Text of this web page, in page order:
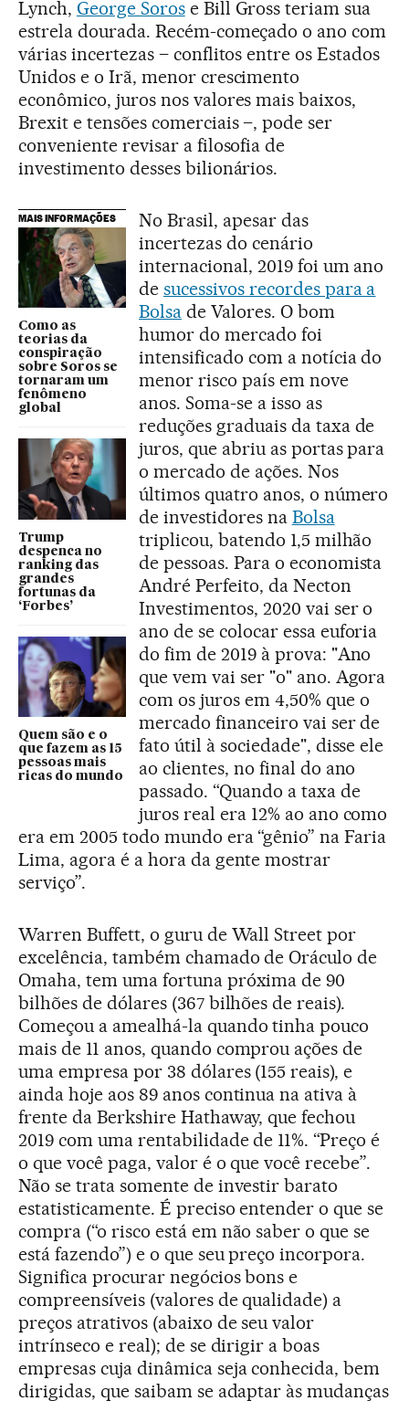
Lynch, George Sorose Bill Gross teriam sua
estrela dourada. Recém-começado o ano com
várias incertezas – conflitos entre os Estados
Unidos e o Irã, menor crescimento
econômico, juros nos valores mais baixos,
Brexit e tensões comerciais –, pode ser
conveniente revisar a filosofia de
investimento desses bilionários.
MAIS INFORMAÇÕES
Como as
teorias da
conspiração
sobre Soros se
tornaram um
fenômeno
global
Trump
despenca no
ranking das
grandes
fortunas da
‘Forbes’
Quem são e o
que fazem as 15
pessoas mais
ricas do mundo
No Brasil, apesar das
incertezas do cenário
internacional, 2019 foi um ano
de sucessivos recordes para a
Bolsade Valores. O bom
humor do mercado foi
intensificado com a notícia do
menor risco país em nove
anos. Soma-se a isso as
reduções graduais da taxa de
juros, que abriu as portas para
o mercado de ações. Nos
últimos quatro anos, o número
de investidores na Bolsa
triplicou, batendo 1,5 milhão
de pessoas. Para o economista
André Perfeito, da Necton
Investimentos, 2020 vai ser o
ano de se colocar essa euforia
do fim de 2019 à prova: "Ano
que vem vai ser "o" ano. Agora
com os juros em 4,50% que o
mercado financeiro vai ser de
fato útil à sociedade", disse ele
ao clientes, no final do ano
passado. “Quando a taxa de
juros real era 12% ao ano como
era em 2005 todo mundo era “gênio” na Faria
Lima, agora é a hora da gente mostrar
serviço”.
Warren Buffett, o guru de Wall Street por
excelência, também chamado de Oráculo de
Omaha, tem uma fortuna próxima de 90
bilhões de dólares (367 bilhões de reais).
Começou a amealhá-la quando tinha pouco
mais de 11 anos, quando comprou ações de
uma empresa por 38 dólares (155 reais), e
ainda hoje aos 89 anos continua na ativa à
frente da Berkshire Hathaway, que fechou
2019 com uma rentabilidade de 11%. “Preço é
o que você paga, valor é o que você recebe”.
Não se trata somente de investir barato
estatisticamente. É preciso entender o que se
compra (“o risco está em não saber o que se
está fazendo”) e o que seu preço incorpora.
Significa procurar negócios bons e
compreensíveis (valores de qualidade) a
preços atrativos (abaixo de seu valor
intrínseco e real); de se dirigir a boas
empresas cuja dinâmica seja conhecida, bem
dirigidas, que saibam se adaptar às mudanças